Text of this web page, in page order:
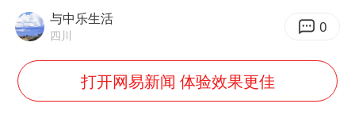
乘客脱鞋散发异味 司机提醒反被怼
与中乐生活
四川 0
打开网易新闻 体验效果更佳